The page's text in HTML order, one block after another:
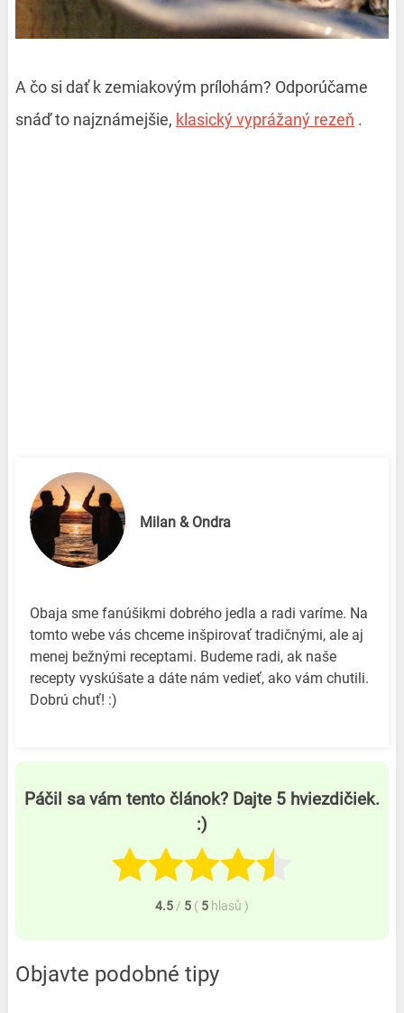
A čo si dať k zemiakovým prílohám? Odporúčame
snáď to najznámejšie, klasický vyprážaný rezeň .
Milan & Ondra
Obaja sme fanúšikmi dobrého jedla a radi varíme. Na
tomto webe vás chceme inšpirovať tradičnými, ale aj
menej bežnými receptami. Budeme radi, ak naše
recepty vyskúšate a dáte nám vedieť, ako vám chutili.
Dobrú chuť! :)
Páčil sa vám tento článok? Dajte 5 hviezdičiek.
:)
4.5 / 5 ( 5 hlasů )
Objavte podobné tipy